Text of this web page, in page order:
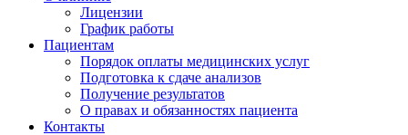
Лицензии
График работы
Пациентам
Порядок оплаты медицинских услуг
Подготовка к сдаче анализов
Получение результатов
О правах и обязанностях пациента
Контакты